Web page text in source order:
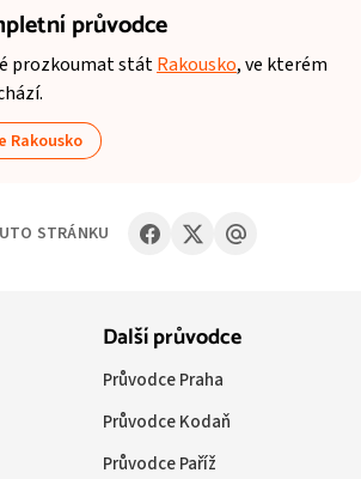
průvodce
prozkoumat státRakousko, ve kterém
Rakousko
STRÁNKU
Další průvodce
Průvodce Praha
Průvodce Kodaň
Průvodce Paříž